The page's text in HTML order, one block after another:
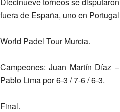
fuera de España, uno en
World Padel Tour Murcia.
Campeones:Juan Martín Díaz
Pablo Limapor 6-3 / 7-6 / 6-3.
Final.